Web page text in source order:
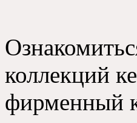
коллекций
фирменный